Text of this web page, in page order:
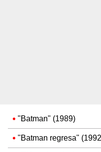
"Batman" (1989)
"Batman regresa"